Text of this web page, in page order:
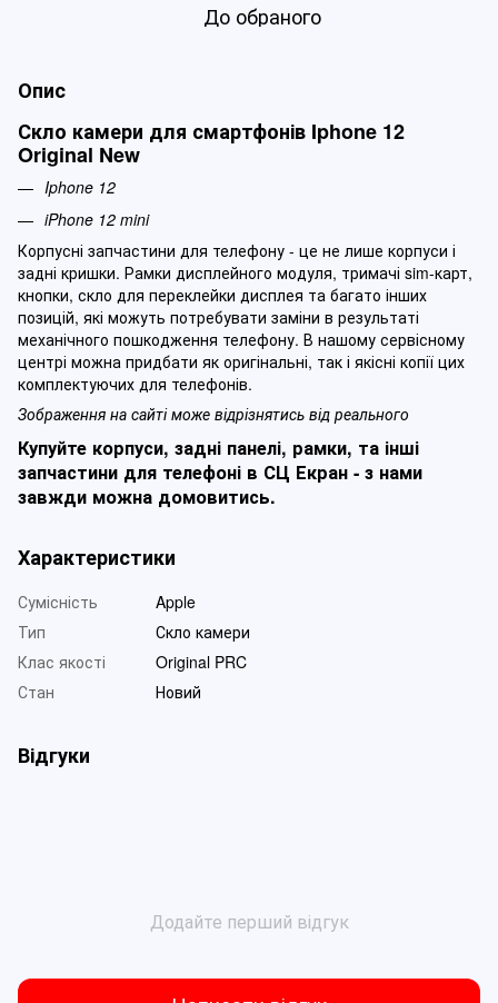
До обраного
Опис
Скло камери для смартфонів Iphone 12
Original New
Iphone 12
iPhone 12 mini
Корпусні запчастини для телефону - це не лише корпуси і
задні кришки. Рамки дисплейного модуля, тримачі sim-карт,
кнопки, скло для переклейки дисплея та багато інших
позицій, які можуть потребувати заміни в результаті
механічного пошкодження телефону. В нашому сервісному
центрі можна придбати як оригінальні, так і якісні копії цих
комплектуючих для телефонів.
Зображення на сайті може відрізнятись від реального
Купуйте корпуси, задні панелі, рамки, та інші
запчастини для телефоні в СЦ Екран - з нами
завжди можна домовитись.
Характеристики
Сумісність
Apple
Тип
Скло камери
Клас якості
Original PRC
Стан
Новий
Відгуки
Додайте перший відгук